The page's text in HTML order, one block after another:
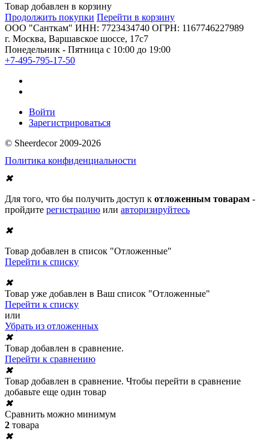
Товар добавлен в корзину
Продолжить покупки Перейти в корзину
ООО "Санткам" ИНН: 7723434740 ОГРН: 1167746227989
г. Москва, Варшавское шоссе, 17с7
Понедельник - Пятница с 10:00 до 19:00
+7-495-795-17-50
Войти
Зарегистрироваться
© Sheerdecor 2009-2026
Политика конфиденциальности
✖
Для того, что бы получить доступ к отложенным товарам -
пройдите регистрацию или авторизируйтесь
✖
Товар добавлен в список "Отложенные"
Перейти к списку
✖
Товар уже добавлен в Ваш список "Отложенные"
Перейти к списку
или
Убрать из отложенных
✖
Товар добавлен в сравнение.
Перейти к сравнению
✖
Товар добавлен в сравнение. Чтобы перейти в сравнение
добавьте еще один товар
✖
Сравнить можно минимум
2 товара
✖